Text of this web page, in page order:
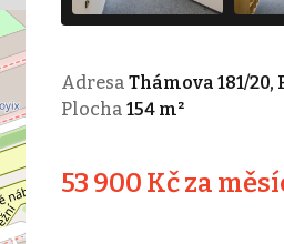
Adresa Thámova 181/
Plocha 154 m²
53 900 Kč za